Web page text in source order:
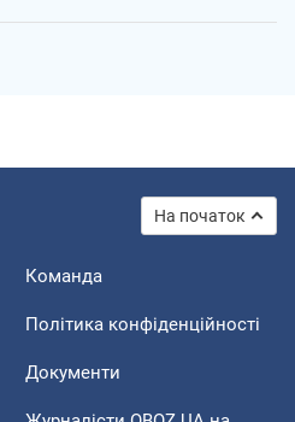
На початок
Команда
Політика конфіденційності
Документи